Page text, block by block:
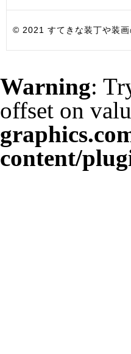
© 2021 すてきな装丁や装
Warning:
offset on
content/